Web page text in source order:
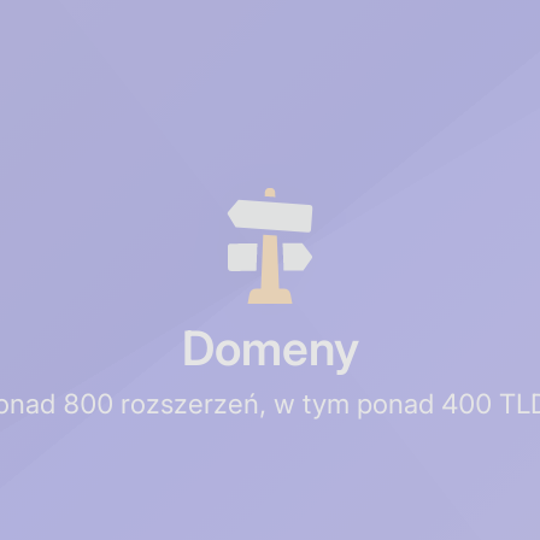
Domeny
800 rozszerzeń, w tym ponad 400